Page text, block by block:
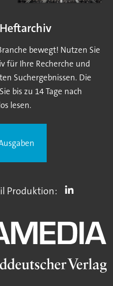
bewegt! Nutzen Sie
für Ihre Recherche und
Suchergebnissen. Die
bis zu 14 Tage nach
lesen.
Produktion: